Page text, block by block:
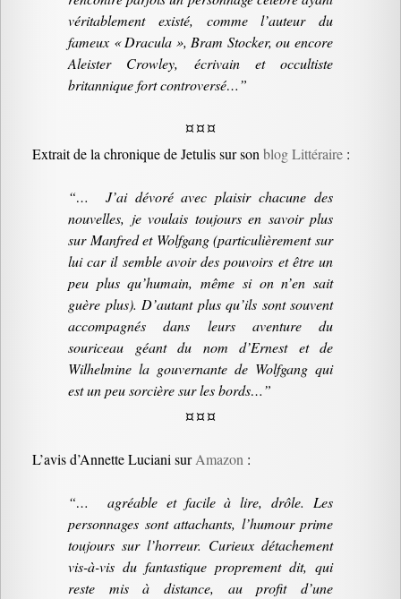
véritablement existé, comme l’auteur du
fameux « Dracula », Bram Stocker, ou encore
Aleister Crowley, écrivain et occultiste
britannique fort controversé…”
¤ ¤ ¤
Extrait de la chronique de Jetulis sur sonblog Littéraire :
“… J’ai dévoré avec plaisir chacune des
nouvelles, je voulais toujours en savoir plus
sur Manfred et Wolfgang (particulièrement sur
lui car il semble avoir des pouvoirs et être un
peu plus qu’humain, même si on n’en sait
guère plus). D’autant plus qu’ils sont souvent
accompagnés dans leurs aventure du
souriceau géant du nom d’Ernest et de
Wilhelmine la gouvernante de Wolfgang qui
est un peu sorcière sur les bords…”
¤ ¤ ¤
L’avis d’Annette Luciani surAmazon :
“… agréable et facile à lire, drôle. Les
personnages sont attachants, l’humour prime
toujours sur l’horreur. Curieux détachement
vis-à-vis du fantastique proprement dit, qui
reste mis à distance, au profit d’une